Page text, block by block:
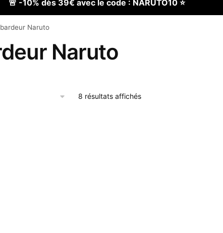
🚨 -10% dès 39€ avec le code : NARUTO10 ⭐
Naruto
Naruto
8 résultats affichésTrié